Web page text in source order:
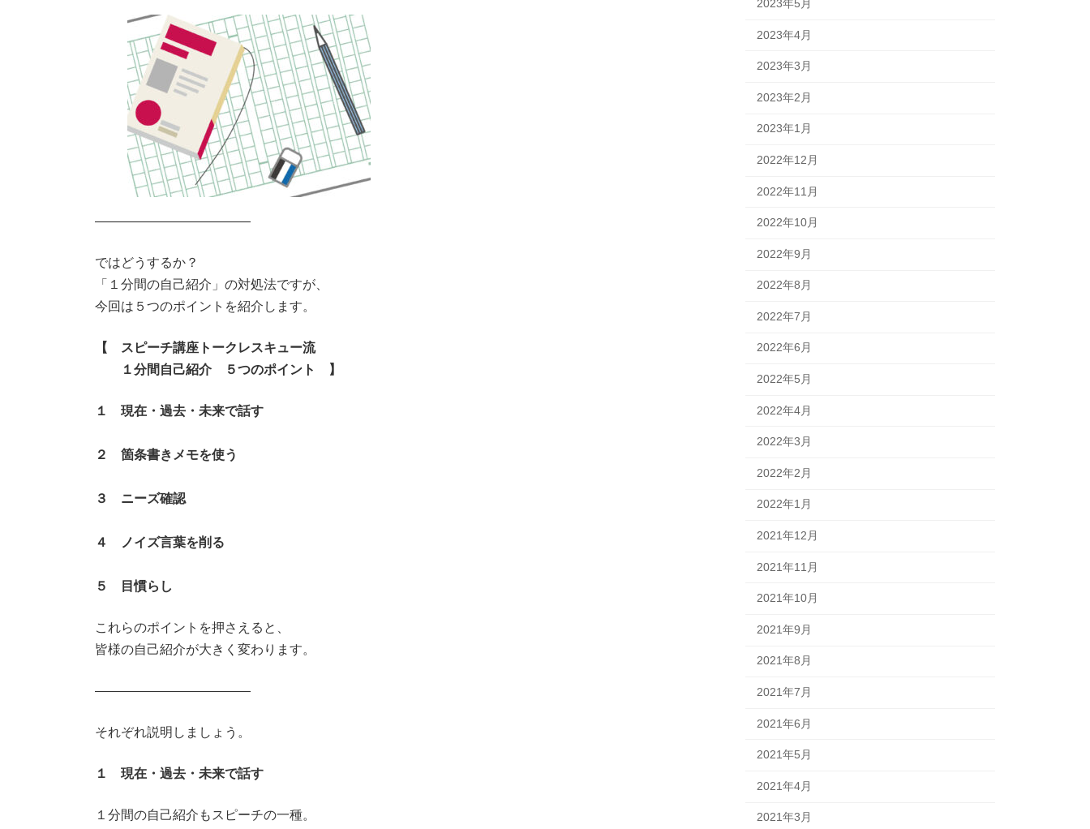
――――――――――――
ではどうするか？
「１分間の自己紹介」の対処法ですが、
今回は５つのポイントを紹介します。
【 スピーチ講座トークレスキュー流
１分間自己紹介 ５つのポイント 】
１ 現在・過去・未来で話す
２ 箇条書きメモを使う
３ ニーズ確認
４ ノイズ言葉を削る
５ 目慣らし
これらのポイントを押さえると、
皆様の自己紹介が大きく変わります。
――――――――――――
それぞれ説明しましょう。
１ 現在・過去・未来で話す
１分間の自己紹介もスピーチの一種。
2023年5月
2023年4月
2023年3月
2023年2月
2023年1月
2022年12月
2022年11月
2022年10月
2022年9月
2022年8月
2022年7月
2022年6月
2022年5月
2022年4月
2022年3月
2022年2月
2022年1月
2021年12月
2021年11月
2021年10月
2021年9月
2021年8月
2021年7月
2021年6月
2021年5月
2021年4月
2021年3月